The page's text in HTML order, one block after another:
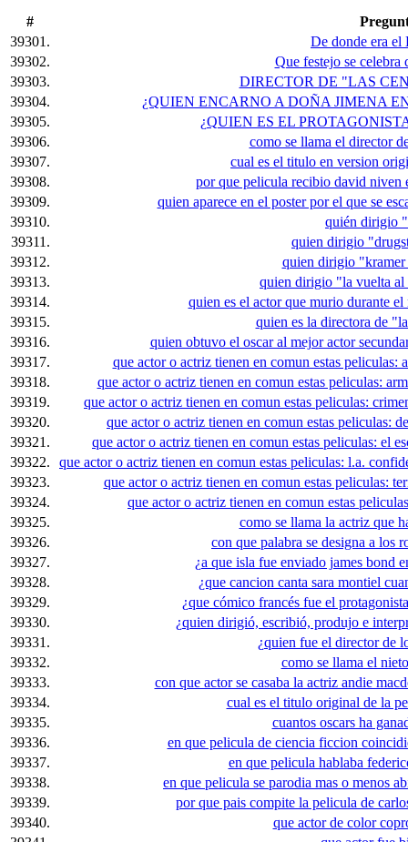
#
39301.
De donde era el
39302.
Que festejo se
39303.
DIRECTOR DE "LAS
39304.
¿QUIEN ENCARNO A DOÑA JIMENA
39305.
¿QUIEN ES EL
39306.
como se llama el director
39307.
cual es el titulo en version
39308.
por que pelicula recibio david niven
39309.
quien aparece en el poster por el que se
39310.
quién dirigio
39311.
quien dirigio
39312.
quien dirigio
39313.
quien dirigio "la vuelta al
39314.
quien es el actor que murio durante
39315.
quien es la directora de
39316.
quien obtuvo el oscar al mejor actor
39317.
que actor o actriz tienen en comun estas peliculas:
39318.
que actor o actriz tienen en comun estas peliculas:
39319.
que actor o actriz tienen en comun estas peliculas:
39320.
que actor o actriz tienen en comun estas peliculas:
39321.
que actor o actriz tienen en comun estas peliculas: el
39322.
que actor o actriz tienen en comun estas peliculas: l.a.
39323.
que actor o actriz tienen en comun estas peliculas:
39324.
que actor o actriz tienen en comun estas
39325.
como se llama la actriz que
39326.
con que palabra se designa a los
39327.
¿a que isla fue enviado james bond
39328.
¿que cancion canta sara montiel
39329.
¿que cómico francés fue el
39330.
¿quien dirigió, escribió, produjo e
39331.
¿quien fue el director de
39332.
como se llama el
39333.
con que actor se casaba la actriz andie
39334.
cual es el titulo original de la
39335.
cuantos oscars ha
39336.
en que pelicula de ciencia ficcion
39337.
en que pelicula hablaba
39338.
en que pelicula se parodia mas o menos
39339.
por que pais compite la pelicula de
39340.
que actor de color